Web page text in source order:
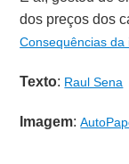
dos preços dos
Consequências
Texto: Raul Sena
Imagem: